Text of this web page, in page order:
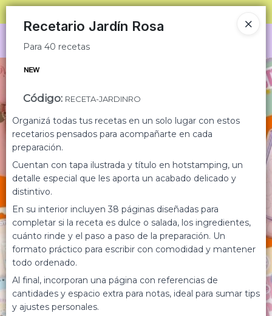
Para 40 recetas
Recetario Jardín Rosa
Para 40 recetas
Código: RECETA-JARDINRO
Organizá todas tus recetas en un solo lugar con estos
recetarios pensados para acompañarte en cada
preparación.
Cuentan con tapa ilustrada y título en hotstamping, un
detalle especial que les aporta un acabado delicado y
distintivo.
En su interior incluyen 38 páginas diseñadas para
completar si la receta es dulce o salada, los ingredientes,
cuánto rinde y el paso a paso de la preparación. Un
formato práctico para escribir con comodidad y mantener
todo ordenado.
Al final, incorporan una página con referencias de
cantidades y espacio extra para notas, ideal para sumar tips
y ajustes personales.
CÓMO COMPRAR
QUIÉNES SOMOS
CONDICIONES COMERCIALES
MINORISTA
CONTACTO